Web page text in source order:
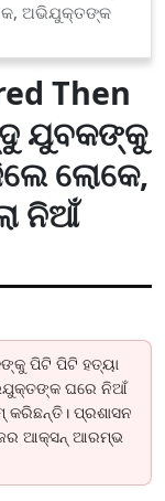
ଅଭିଯୁକ୍ତଙ୍କ
Then
ଯୁବକଙ୍କୁ
ଲୋକେ,
ନିଆଁ
ପିଟି ପିଟି ହତ୍ୟା
ଘରେ ନିଆଁ
କରିଛନ୍ତି। ପ୍ରଶାସନ
ଆକ୍ସନ୍ ଆରମ୍ଭ